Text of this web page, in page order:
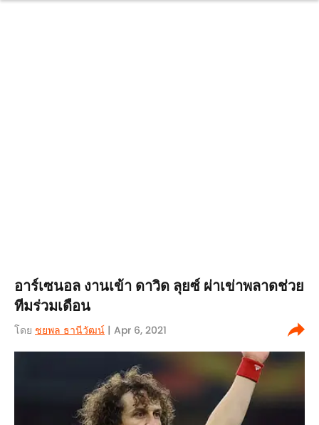
อาร์เซนอล งานเข้า ดาวิด ลุยซ์ ผ่าเข่าพลาดช่วย
ทีมร่วมเดือน
โดย ชยพล ธานีวัฒน์ | Apr 6, 2021